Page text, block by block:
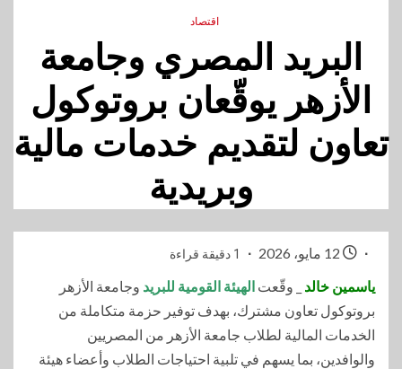
اقتصاد
البريد المصري وجامعة
الأزهر يوقّعان بروتوكول
تعاون لتقديم خدمات مالية
وبريدية
1 دقيقة قراءة
ياسمين خالد _ وقّعت الهيئة القومية للبريد وجامعة الأزهر
بروتوكول تعاون مشترك، بهدف توفير حزمة متكاملة من
الخدمات المالية لطلاب جامعة الأزهر من المصريين
والوافدين، بما يسهم في تلبية احتياجات الطلاب وأعضاء هيئة